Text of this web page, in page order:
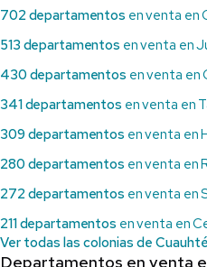
702 departamentos en venta en
513 departamentos en venta en
430 departamentos en venta en
341 departamentos en venta en
309 departamentos en venta en
280 departamentos en venta en
272 departamentos en venta en
211 departamentos en venta en
Ver todas las colonias de
Departamentos en venta